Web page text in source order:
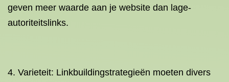
geven meer waarde aan je website dan lage-
autoriteitslinks.
4. Varieteit: Linkbuildingstrategieën moeten divers